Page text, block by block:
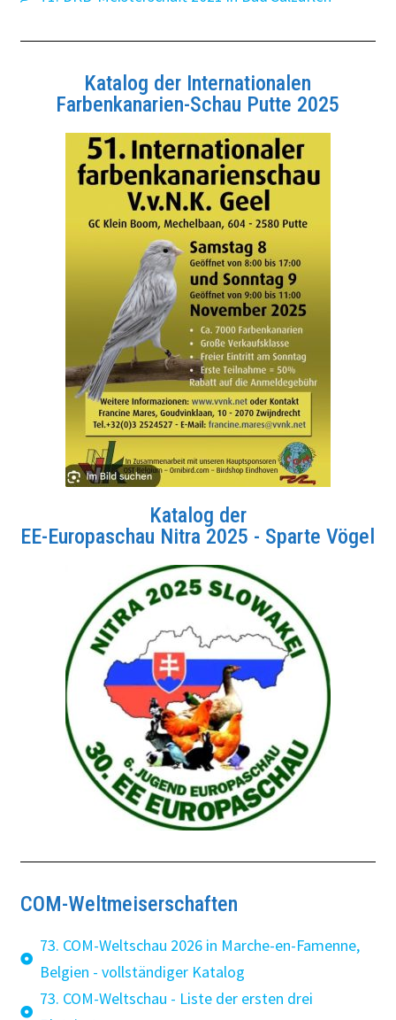
Katalog der Internationalen
Farbenkanarien-Schau Putte 2025
Katalog der
EE-Europaschau Nitra 2025 - Sparte Vögel
COM-Weltmeiserschaften
73. COM-Weltschau 2026 in Marche-en-Famenne,
Belgien - vollständiger Katalog
73. COM-Weltschau - Liste der ersten drei